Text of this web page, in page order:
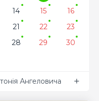
14 15
16
21 22
23
28 29
30
Ангеловича